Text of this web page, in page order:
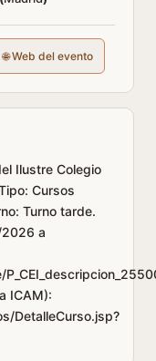
🌐 Web del evento
Ilustre Colegio
Cursos
Turno tarde.
a
ICAM):
DetalleCurso.jsp?